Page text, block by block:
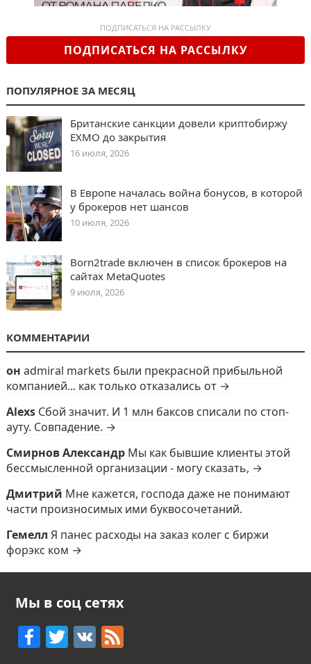
ПОДПИСАТЬСЯ НА РАССЫЛКУ
ПОДПИСАТЬСЯ НА РАССЫЛКУ
ПОПУЛЯРНОЕ ЗА МЕСЯЦ
Британские санкции довели криптобиржу
EXMO до закрытия
16 июля, 2026
В Европе началась война бонусов, в которой
у брокеров нет шансов
10 июля, 2026
Born2trade включен в список брокеров на
сайтах MetaQuotes
9 июля, 2026
КОММЕНТАРИИ
он admiral markets были прекрасной прибыльной
компанией... как только отказались от →
Alexs Сбой значит. И 1 млн баксов списали по стоп-
ауту. Совпадение. →
Смирнов Александр Мы как бывшие клиенты этой
бессмысленной организации - могу сказать, →
Дмитрий Мне кажется, господа даже не понимают
части произносимых ими буквосочетаний.
Гемелл Я панес расходы на заказ колег с биржи
форэкс ком →
Мы в соц сетях
F T V F